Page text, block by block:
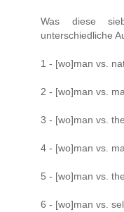
Was diese
unterschiedliche
1 - [wo]man vs.
2 - [wo]man vs.
3 - [wo]man vs.
4 - [wo]man vs.
5 - [wo]man vs.
6 - [wo]man vs.